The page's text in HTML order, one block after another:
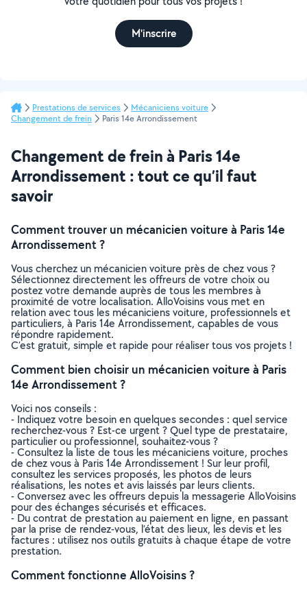
M'inscrire
Prestations de services
Mécaniciens voiture
Changement de frein
Paris 14e Arrondissement
Changement de frein à Paris 14e
Arrondissement : tout ce qu’il faut
savoir
Comment trouver un mécanicien voiture à Paris 14e
Arrondissement ?
Vous cherchez un mécanicien voiture près de chez vous ?
Sélectionnez directement les offreurs de votre choix ou
postez votre demande auprès de tous les membres à
proximité de votre localisation. AlloVoisins vous met en
relation avec tous les mécaniciens voiture, professionnels et
particuliers, à Paris 14e Arrondissement, capables de vous
répondre rapidement.
C’est gratuit, simple et rapide pour réaliser tous vos projets !
Comment bien choisir un mécanicien voiture à Paris
14e Arrondissement ?
Voici nos conseils :
- Indiquez votre besoin en quelques secondes : quel service
recherchez-vous ? Est-ce urgent ? Quel type de prestataire,
particulier ou professionnel, souhaitez-vous ?
- Consultez la liste de tous les mécaniciens voiture, proches
de chez vous à Paris 14e Arrondissement ! Sur leur profil,
consultez les services proposés, les photos de leurs
réalisations, les notes et avis laissés par leurs clients.
- Conversez avec les offreurs depuis la messagerie AlloVoisins
pour des échanges sécurisés et efficaces.
- Du contrat de prestation au paiement en ligne, en passant
par la prise de rendez-vous, l’état des lieux, les devis et les
factures : utilisez nos outils gratuits à chaque étape de votre
prestation.
Comment fonctionne AlloVoisins ?